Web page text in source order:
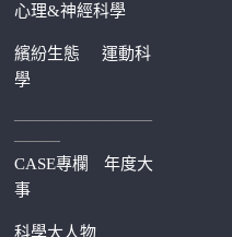
心理&神經科學
繽紛生態運動科
學
—————————
———
CASE專欄
年度大
事
科學大人物